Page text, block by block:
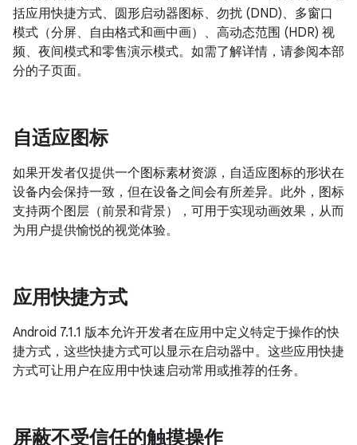
括应用快捷方式、圆形启动器图标、勿扰 (DND)、多窗口
模式（分屏、自由格式和画中画）、高动态范围 (HDR) 视
频、夜间模式和零售演示模式。如需了解详情，请参阅本部
分的子页面。
自适应图标
如果开发者仅提供一个图标素材资源，自适应图标的形状在
设备内会保持一致，但在设备之间会有所差异。此外，图标
支持两个图层（前景和背景），可用于实现动画效果，从而
为用户提供愉悦的视觉体验。
应用快捷方式
Android 7.1.1 版本允许开发者在应用中定义特定于操作的快
捷方式，这些快捷方式可以显示在启动器中。这些应用快捷
方式可让用户在应用中快速启动常用或推荐的任务。
屏蔽不受信任的触摸操作